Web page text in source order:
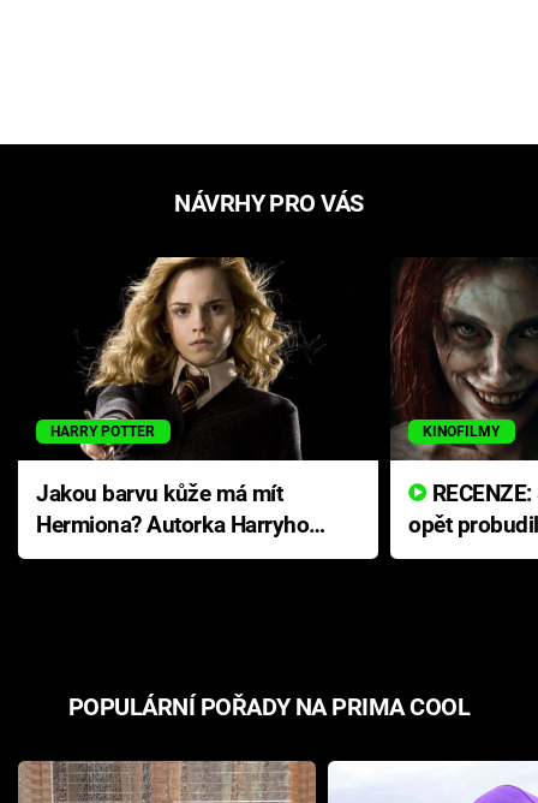
NÁVRHY PRO VÁS
HARRY POTTER
Jakou barvu kůže má mít
Hermiona? Autorka Harryho
Pottera přišla s ráznou
KINOFILMY
opět
přichází s
POPULÁRNÍ POŘADY NA PRIMA COOL